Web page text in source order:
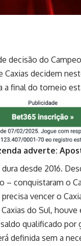
decisão do
decidem
a final do torneio
adverte:
desde 2016.
– conquistaram o
vencer o
do Sul,
qualificado
definida sem a